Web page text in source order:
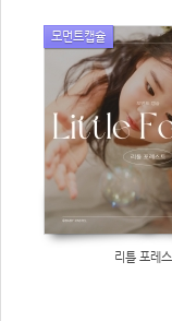
모먼트캡슐
리틀 포레